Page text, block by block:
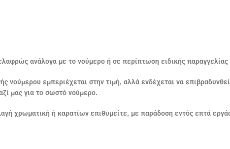
ανάλογα με το νούμερο ή σε περίπτωση ειδικής παραγγελίας
νούμερου εμπεριέχεται στην τιμή, αλλά ενδέχεται να
μας για το σωστό νούμερο.
χρωματική ή καρατίων επιθυμείτε, με παράδοση εντός επτά